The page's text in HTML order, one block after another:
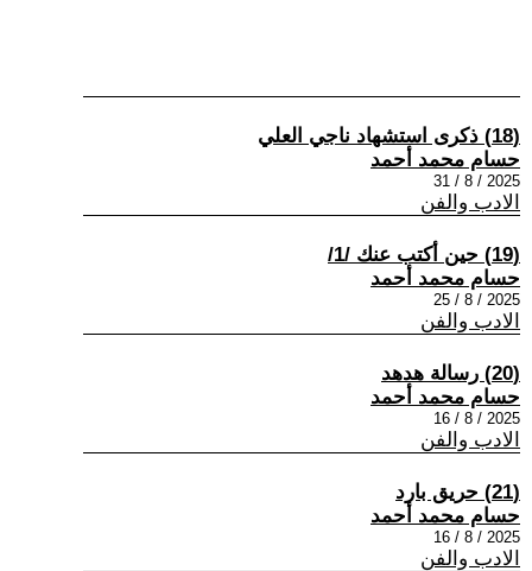
(18) ذكرى استشهاد ناجي العلي
حسام محمد أحمد
2025 / 8 / 31
الادب والفن
(19) حين أكتب عنك /1/
حسام محمد أحمد
2025 / 8 / 25
الادب والفن
(20) رسالة هدهد
حسام محمد أحمد
2025 / 8 / 16
الادب والفن
(21) حريق بارد
حسام محمد أحمد
2025 / 8 / 16
الادب والفن